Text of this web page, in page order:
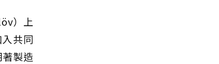
）上
共同
製造